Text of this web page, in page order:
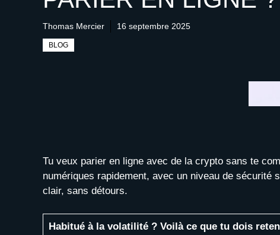
Thomas Mercier 16 septembre 2025
BLOG
Tu veux parier en ligne avec de la crypto sans te
numériques rapidement, avec un niveau de sécurité
clair, sans détours.
Habitué à la volatilité ? Voilà ce que tu dois